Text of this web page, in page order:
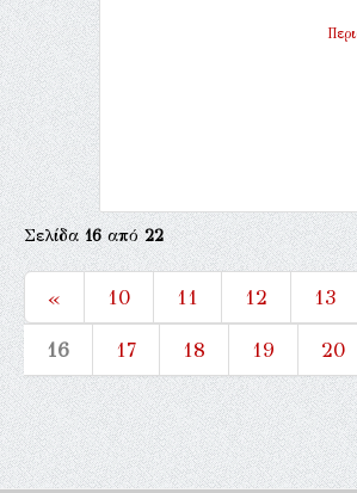
Σελίδα16από22
« 10 11 12 13
16
17 18 19 20